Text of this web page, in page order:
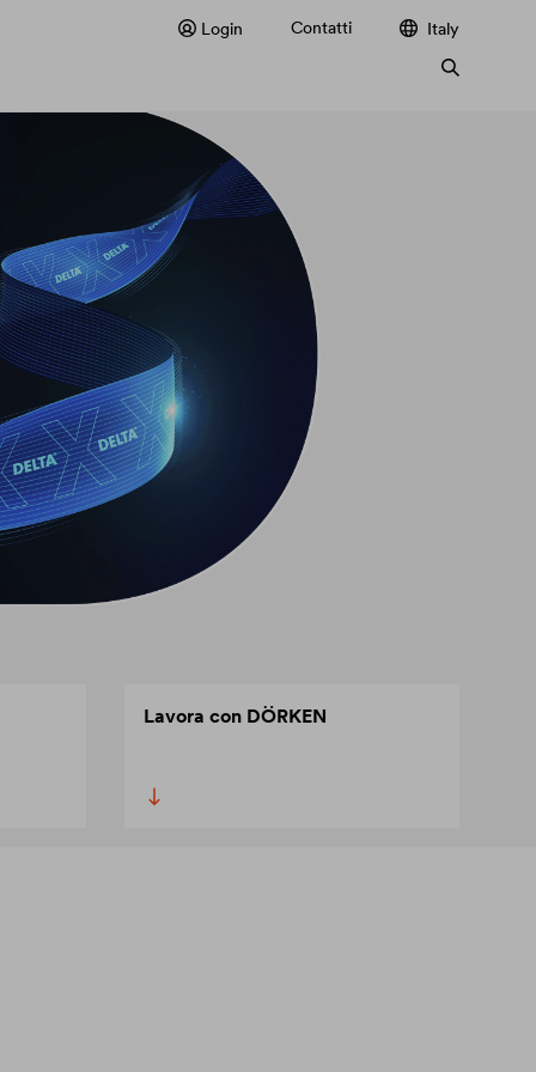
Login Contatti Italy
Lavora con DÖRKEN